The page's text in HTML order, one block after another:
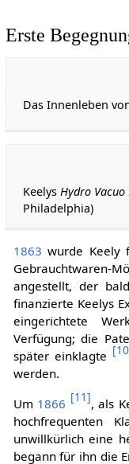
Erste
Das Innenleben
KeelysHydro Vacuo
Philadelphia)
1863 wurde Keely
Gebrauchtwaren-
angestellt, der
finanzierte Keelys
eingerichtete
Verfügung; die
später einklagte [10
werden.
Um 1866 [11], als
hochfrequenten
unwillkürlich eine
begann für ihn die